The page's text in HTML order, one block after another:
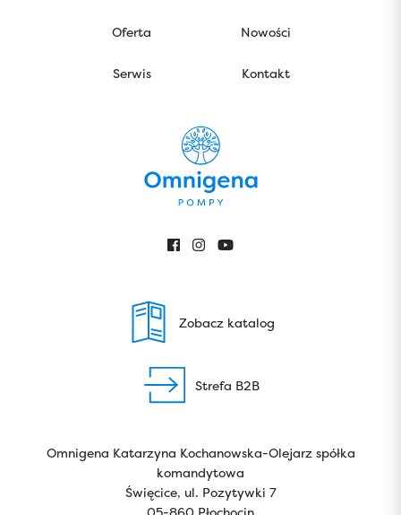
Oferta Nowości
Serwis Kontakt
Zobacz katalog
Strefa B2B
Omnigena Katarzyna Kochanowska-Olejarz spółka
komandytowa
Święcice, ul. Pozytywki 7